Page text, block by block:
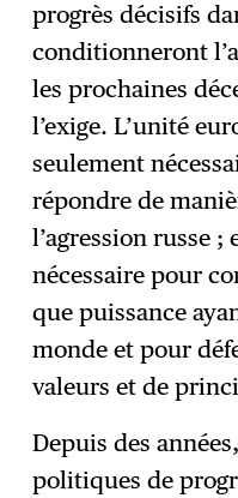
progrès décisifs
conditionneront
les prochaines
l’exige. L’unité
seulement
répondre de
l’agression russe ;
nécessaire pour
que puissance
monde et pour
valeurs et de
Depuis des
politiques de